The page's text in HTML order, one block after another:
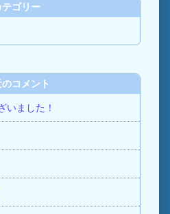
テゴリー
コメント
いました！